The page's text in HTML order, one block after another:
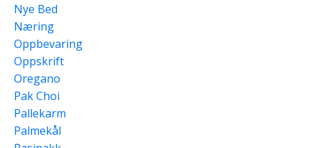
Nye Bed
Næring
Oppbevaring
Oppskrift
Oregano
Pak Choi
Pallekarm
Palmekål